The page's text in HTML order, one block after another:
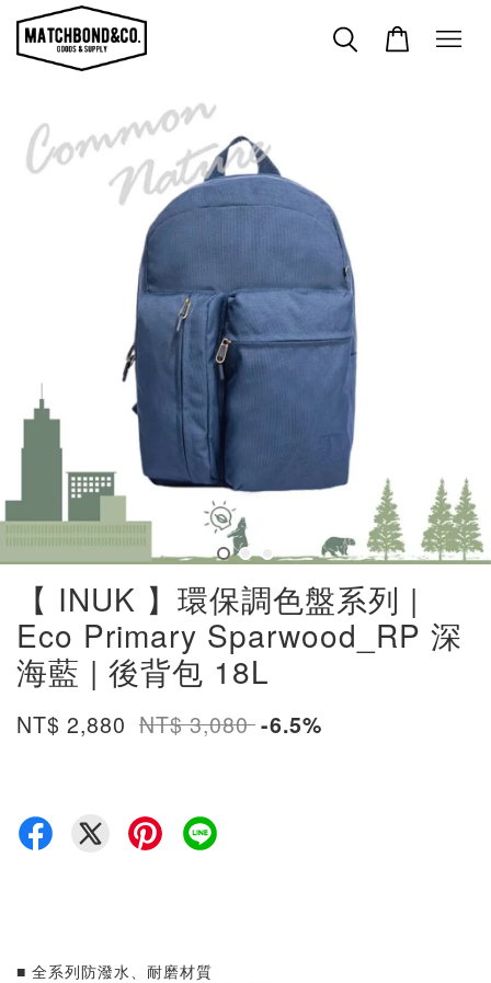
【 INUK 】環保調色盤系列 |
Eco Primary Sparwood_RP 深
海藍 | 後背包 18L
NT$ 2,880 NT$ 3,080-6.5%
■ 全系列防潑水、耐磨材質